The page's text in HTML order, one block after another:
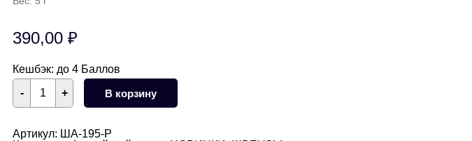
390,00 ₽
Кешбэк: до 4 Баллов
+
Количество
товара
Швензы
матовые
- В корзину
Артикул: ША-195-Р